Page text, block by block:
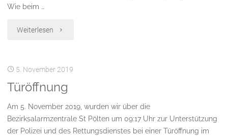
Wie beim …
Weiterlesen "Feuerwehrjugendleistungsabzeichen
Gold"
5. November 2019
Türöffnung
Am 5. November 2019, wurden wir über die
Bezirksalarmzentrale St Pölten um 09:17 Uhr zur Unterstützung
der Polizei und des Rettungsdienstes bei einer Türöffnung im